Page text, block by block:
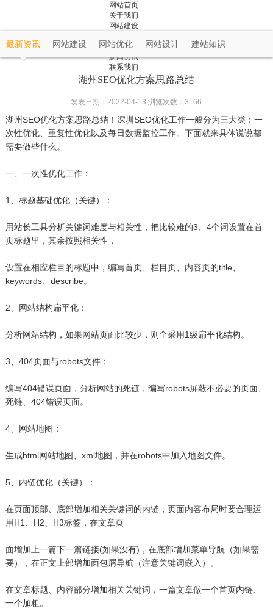
网站首页
关于我们
网站建设
解决方案
新闻资讯
联系我们
最新资讯 网站建设 网站优化 网站设计 建站知识
湖州SEO优化方案思路总结
发表日期：2022-04-13 浏览次数：3166
湖州SEO优化方案思路总结！深圳SEO优化工作一般分为三大类：一
次性优化、重复性优化以及每日数据监控工作。下面就来具体说说都
需要做些什么。
一、一次性优化工作：
1、标题基础优化（关键）：
用站长工具分析关键词难度与相关性，把比较难的3、4个词设置在首
页标题里，其余按照相关性，
设置在相应栏目的标题中，编写首页、栏目页、内容页的title、
keywords、describe。
2、网站结构扁平化：
分析网站结构，如果网站页面比较少，则全采用1级扁平化结构。
3、404页面与robots文件：
编写404错误页面，分析网站的死链，编写robots屏蔽不必要的页面、
死链、404错误页面。
4、网站地图：
生成html网站地图、xml地图，并在robots中加入地图文件。
5、内链优化（关键）：
在页面顶部、底部增加相关关键词的内链，页面内容布局时要合理运
用H1、H2、H3标签，在文章页
面增加上一篇下一篇链接(如果没有)，在底部增加菜单导航（如果需
要），在正文上部增加面包屑导航（注意关键词嵌入）。
在文章标题、内容部分增加相关关键词，一篇文章做一个首页内链、
一个加粗。